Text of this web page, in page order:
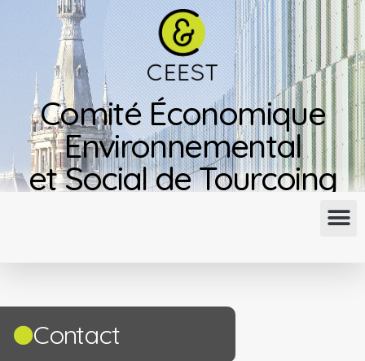
Comité Économique
Environnemental
et Social de Tourcoing
Contact